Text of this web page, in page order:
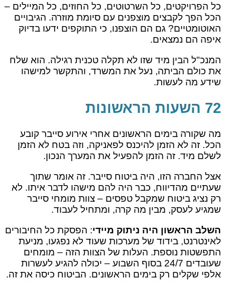
כל הפרויקטים, כל השרטוטים, כל החוזים, כל המיילים –
הכל הפך לקבצים מוצפנים עם סיומת מוזרה. הגיבויים
האוטומטיים? גם הם הוצפנו, כי התוקפים ידעו בדיוק
איפה הם נמצאים.
המנכ"ל הבין מיד שזו לא תקלה טכנית רגילה. הוא שלח
את כולם הביתה, נעל את המשרד, והתקשר למישהו
שידע מה לעשות.
72 השעות הראשונות
מה שקורה בימים הראשונים אחרי אירוע סייבר קובע
הכל. זה לא הזמן להיכנס לפאניקה, וזה בטח לא הזמן
לשלם מיד. זה הזמן להפעיל את המערך הנכון.
אצל החברה הזו, היה ביטוח סייבר. זה אומר שתוך
שעתיים מהדיווח, כבר היה להם מישהו לדבר איתו. לא
רק נציג ביטוח שמקבל טפסים – צוות מומחי סייבר
שמגיע לעסק, מבין מה קרה, ומתחיל לעבוד.
השלב הראשון היה ניתוק מיידי: הפסקת כל החיבורים
לאינטרנט, בידוד של מערכות שעוד לא נפגעו, מניעת
התפשטות נוספת. העלות של הצוות הזה – מומחים
שעובדים 24/7 בסוף השבוע – יכולה להגיע לעשרות
אלפי שקלים רק בימים הראשונים. הביטוח כיסה את זה.